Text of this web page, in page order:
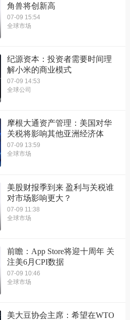
角兽将创新高
07-09 15:54
全球市场
纪源资本：投资者需要时间理
解小米的商业模式
07-09 14:53
全球公司
摩根大通资产管理：美国对华
关税将影响其他亚洲经济体
07-09 13:59
全球市场
美股财报季到来 盈利与关税谁
对市场影响更大？
07-09 11:38
全球市场
前瞻：App Store将迎十周年 关
注美6月CPI数据
07-09 10:46
全球市场
美大豆协会主席：希望在WTO